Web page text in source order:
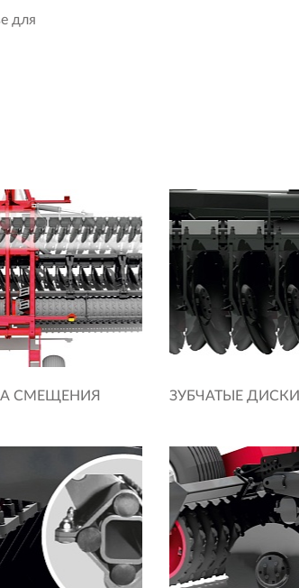
для
СМЕЩЕНИЯ
ЗУБЧАТЫЕ ДИСКИ